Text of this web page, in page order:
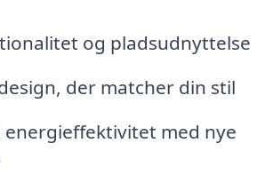
og pladsudnyttelse
der matcher din stil
energieffektivitet med nye